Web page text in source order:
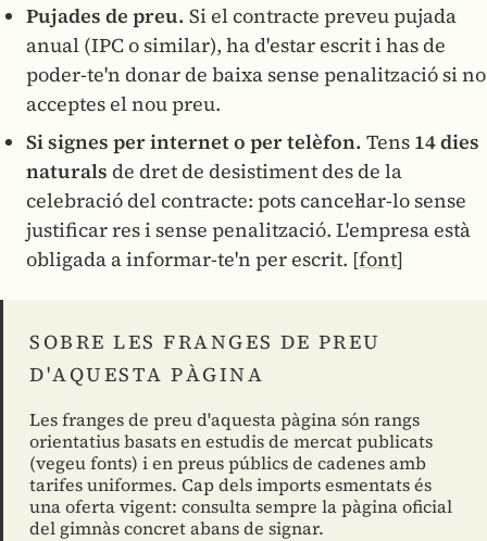
Pujades de preu. Si el contracte preveu pujada
anual (IPC o similar), ha d'estar escrit i has de
poder-te'n donar de baixa sense penalització si no
acceptes el nou preu.
Si signes per internet o per telèfon. Tens 14 dies
naturals de dret de desistiment des de la
celebració del contracte: pots cancel·lar-lo sense
justificar res i sense penalització. L'empresa està
obligada a informar-te'n per escrit. [font]
SOBRE LES FRANGES DE PREU
D'AQUESTA PÀGINA
Les franges de preu d'aquesta pàgina són rangs
orientatius basats en estudis de mercat publicats
(vegeu fonts) i en preus públics de cadenes amb
tarifes uniformes. Cap dels imports esmentats és
una oferta vigent: consulta sempre la pàgina oficial
del gimnàs concret abans de signar.